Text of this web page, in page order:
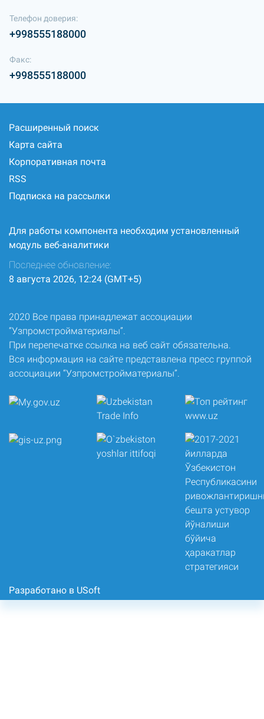
Телефон доверия:
+998555188000
Факс:
+998555188000
Расширенный поиск
Карта сайта
Корпоративная почта
RSS
Подписка на рассылки
Для работы компонента необходим установленный
модуль веб-аналитики
Последнее обновление:
8 августа 2026, 12:24 (GMT+5)
2020 Все права принадлежат ассоциации
“Узпромстройматериалы”.
При перепечатке ссылка на веб сайт обязательна.
Вся информация на сайте представлена пресс группой
ассоциации “Узпромстройматериалы”.
Разработано в USoft